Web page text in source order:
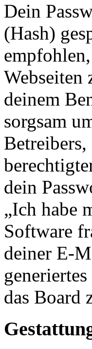
Dein
(Hash)
Webseiten
deinem
sorgsam
dein
„Ich habe
Software
deiner E-
das Board